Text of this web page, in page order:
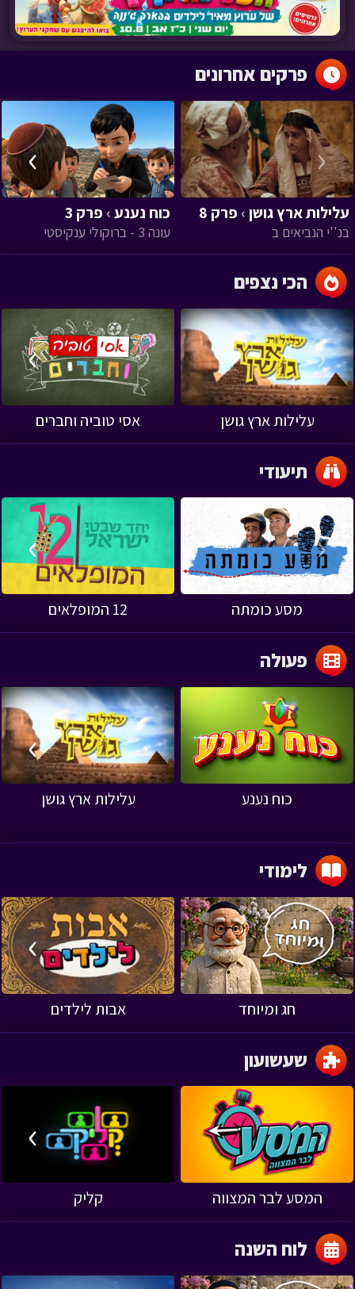
עלילות ארץ גושן› פרק 8
בנ''י הנביאים ב
כוח נענע› פרק 3
עונה 3 - ברוקולי ענקיסטי
‹
›
עלילות ארץ גושן אסי טוביה וחברים
‹
›
מסע כומתה 12 המופלאים
‹
›
כוח נענע עלילות ארץ גושן
‹
›
חג ומיוחד אבות לילדים
‹
›
המסע לבר המצווה קליק
‹
›